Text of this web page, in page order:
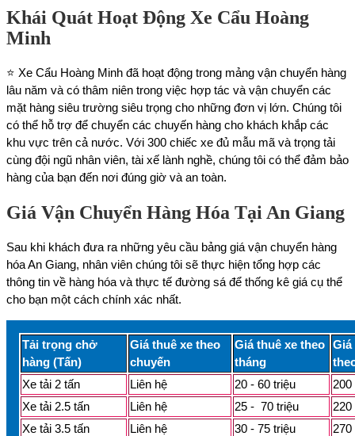
Khái Quát Hoạt Động Xe Cẩu Hoàng
Minh
⭐ Xe Cẩu Hoàng Minh đã hoạt động trong mảng vận chuyển hàng
lâu năm và có thâm niên trong việc hợp tác và vận chuyển các
mặt hàng siêu trường siêu trọng cho những đơn vị lớn. Chúng tôi
có thể hỗ trợ để chuyển các chuyến hàng cho khách khắp các
khu vực trên cả nước. Với 300 chiếc xe đủ mẫu mã và trọng tải
cùng đội ngũ nhân viên, tài xế lành nghề, chúng tôi có thể đảm bảo
hàng của bạn đến nơi đúng giờ và an toàn.
Giá Vận Chuyển Hàng Hóa Tại An Giang
Sau khi khách đưa ra những yêu cầu bảng giá vận chuyển hàng
hóa An Giang, nhân viên chúng tôi sẽ thực hiện tổng hợp các
thông tin về hàng hóa và thực tế đường sá để thống kê giá cụ thể
cho bạn một cách chính xác nhất.
Tải trọng chở
hàng (Tấn)
Giá thuê xe theo
chuyến
Giá thuê xe theo
tháng
Giá
Xe tải 2 tấn
Liên hệ 20 - 60 triệu
200
Xe tải 2.5 tấn
Liên hệ 25 - 70 triệu
220
Xe tải 3.5 tấn
Liên hệ 30 - 75 triệu
270